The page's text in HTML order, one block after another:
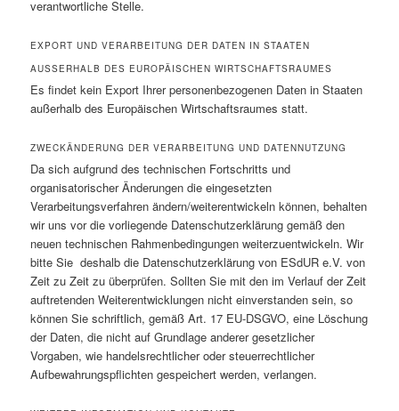
verantwortliche Stelle.
EXPORT UND VERARBEITUNG DER DATEN IN STAATEN
AUSSERHALB DES EUROPÄISCHEN WIRTSCHAFTSRAUMES
Es findet kein Export Ihrer personenbezogenen Daten in Staaten
außerhalb des Europäischen Wirtschaftsraumes statt.
ZWECKÄNDERUNG DER VERARBEITUNG UND DATENNUTZUNG
Da sich aufgrund des technischen Fortschritts und
organisatorischer Änderungen die eingesetzten
Verarbeitungsverfahren ändern/weiterentwickeln können, behalten
wir uns vor die vorliegende Datenschutzerklärung gemäß den
neuen technischen Rahmenbedingungen weiterzuentwickeln. Wir
bitte Sie deshalb die Datenschutzerklärung von ESdUR e.V. von
Zeit zu Zeit zu überprüfen. Sollten Sie mit den im Verlauf der Zeit
auftretenden Weiterentwicklungen nicht einverstanden sein, so
können Sie schriftlich, gemäß Art. 17 EU-DSGVO, eine Löschung
der Daten, die nicht auf Grundlage anderer gesetzlicher
Vorgaben, wie handelsrechtlicher oder steuerrechtlicher
Aufbewahrungspflichten gespeichert werden, verlangen.